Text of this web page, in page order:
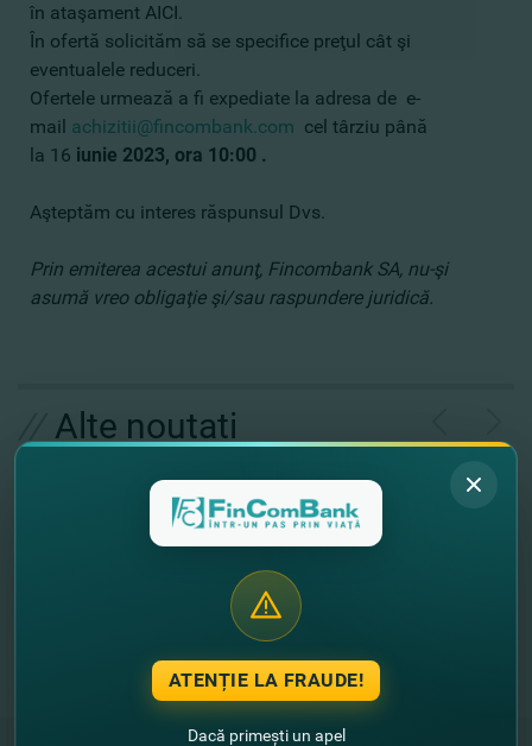
în ataşament AICI.
În ofertă solicităm să se specifice preţul cât şi
eventualele reduceri.
Ofertele urmează a fi expediate la adresa de e-
mail achizitii@fincombank.com cel târziu până
la 16 iunie 2023, ora 10:00 .
Aşteptăm cu interes răspunsul Dvs.
Prin emiterea acestui anunţ, Fincombank SA, nu-şi
asumă vreo obligaţie şi/sau raspundere juridică.
Alte noutati
ATENȚIE LA FRAUDE!
Dacă primești un apel